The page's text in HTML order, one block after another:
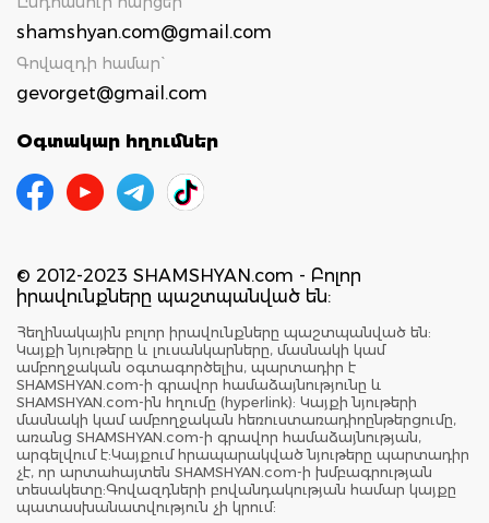
shamshyan.com@gmail.com
Գովազդի համար`
gevorget@gmail.com
Օգտակար հղումներ
© 2012-2023 SHAMSHYAN.com - Բոլոր
իրավունքները պաշտպանված են:
Հեղինակային բոլոր իրավունքները պաշտպանված են:
Կայքի նյութերը և լուսանկարները, մասնակի կամ
ամբողջական օգտագործելիս, պարտադիր է
SHAMSHYAN.com-ի գրավոր համաձայնությունը և
SHAMSHYAN.com-ին հղումը (hyperlink): Կայքի նյութերի
մասնակի կամ ամբողջական հեռուստառադիոընթերցումը,
առանց SHAMSHYAN.com-ի գրավոր համաձայնության,
արգելվում է:Կայքում հրապարակված նյութերը պարտադիր
չէ, որ արտահայտեն SHAMSHYAN.com-ի խմբագրության
տեսակետը:Գովազդների բովանդակության համար կայքը
պատասխանատվություն չի կրում: